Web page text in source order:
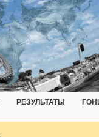
РЕЗУЛЬТАТЫ